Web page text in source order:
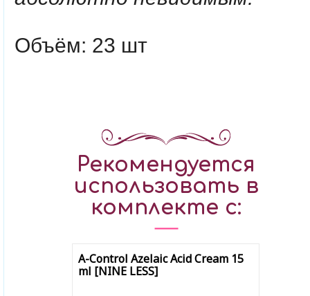
Объём: 23 шт
Рекомендуется
использовать в
комплекте с:
A-Control Azelaic Acid Cream 15
ml [NINE LESS]